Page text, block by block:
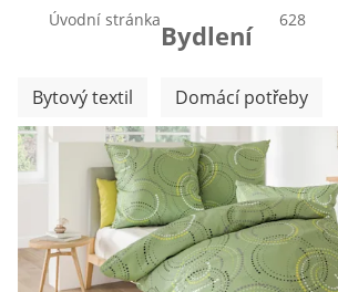
Úvodní stránkaBydlení produktů
628
Přeskočit další kategorie
Bytový textil Domácí potřeby